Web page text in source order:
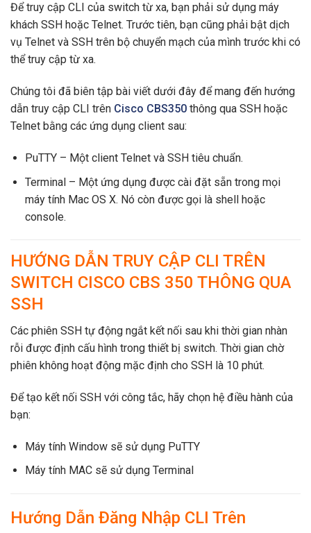
Để truy cập CLI của switch từ xa, bạn phải sử dụng máy
khách SSH hoặc Telnet. Trước tiên, bạn cũng phải bật dịch
vụ Telnet và SSH trên bộ chuyển mạch của mình trước khi có
thể truy cập từ xa.
Chúng tôi đã biên tập bài viết dưới đây để mang đến hướng
dẫn truy cập CLI trên Cisco CBS350 thông qua SSH hoặc
Telnet bằng các ứng dụng client sau:
PuTTY – Một client Telnet và SSH tiêu chuẩn.
Terminal – Một ứng dụng được cài đặt sẵn trong mọi
máy tính Mac OS X. Nó còn được gọi là shell hoặc
console.
HƯỚNG DẪN TRUY CẬP CLI TRÊN
SWITCH CISCO CBS 350 THÔNG QUA
SSH
Các phiên SSH tự động ngắt kết nối sau khi thời gian nhàn
rỗi được định cấu hình trong thiết bị switch. Thời gian chờ
phiên không hoạt động mặc định cho SSH là 10 phút.
Để tạo kết nối SSH với công tắc, hãy chọn hệ điều hành của
bạn:
Máy tính Window sẽ sử dụng PuTTY
Máy tính MAC sẽ sử dụng Terminal
Hướng Dẫn Đăng Nhập CLI Trên